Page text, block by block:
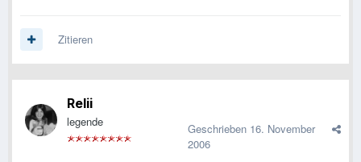
Zitieren
Relii
legende Geschrieben 16. November
2006